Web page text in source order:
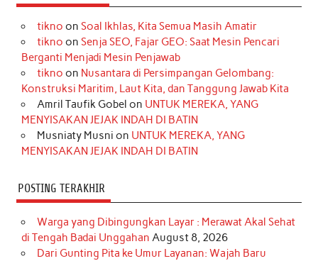
e
b
o
k
t
a
r
a
m
T
o
k
t
e
r
e
s
t
k
e
d
I
n
t
t
r
T
u
e
tikno on Soal Ikhlas, Kita Semua Masih Amatir
tikno on Senja SEO, Fajar GEO: Saat Mesin Pencari
Berganti Menjadi Mesin Penjawab
tikno on Nusantara di Persimpangan Gelombang:
Konstruksi Maritim, Laut Kita, dan Tanggung Jawab Kita
Amril Taufik Gobel on UNTUK MEREKA, YANG
MENYISAKAN JEJAK INDAH DI BATIN
Musniaty Musni on UNTUK MEREKA, YANG
MENYISAKAN JEJAK INDAH DI BATIN
POSTING TERAKHIR
Warga yang Dibingungkan Layar : Merawat Akal Sehat
di Tengah Badai Unggahan August 8, 2026
Dari Gunting Pita ke Umur Layanan: Wajah Baru